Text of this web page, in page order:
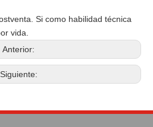
Si como habilidad técnica
vida.
Anterior:
Siguiente: